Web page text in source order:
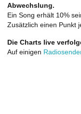
Abwechslung.
Ein Song erhält 10%
Zusätzlich einen Punkt
Die Charts live
Auf einigen